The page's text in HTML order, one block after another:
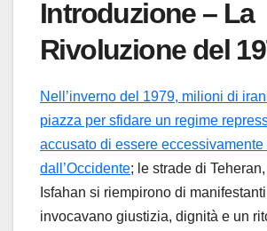
Introduzione–La
Rivoluzione del
Nell’inverno del 1979, milioni di
piazza per sfidare un regime
accusato di essere
dall’Occidente; le strade di
Isfahan si riempirono di
invocavano giustizia, dignità e un